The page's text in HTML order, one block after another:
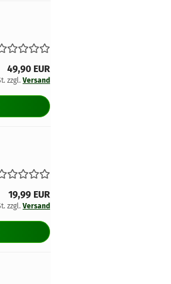
49,90 EUR
zzgl. Versand
19,99 EUR
zzgl. Versand